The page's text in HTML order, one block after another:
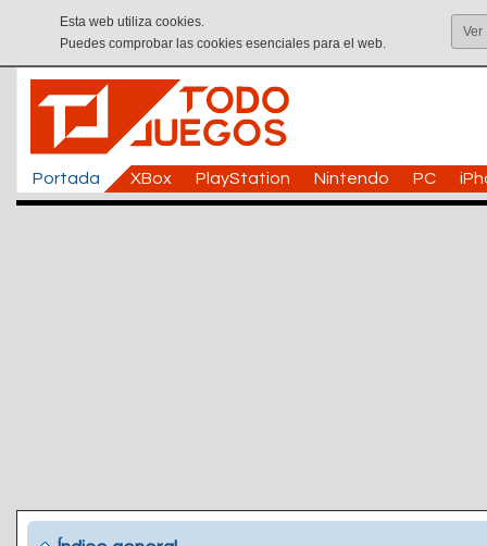
Esta web utiliza cookies.
Puedes comprobar las cookies esenciales para el web.
Ver
Portada XBox PlayStation Nintendo PC